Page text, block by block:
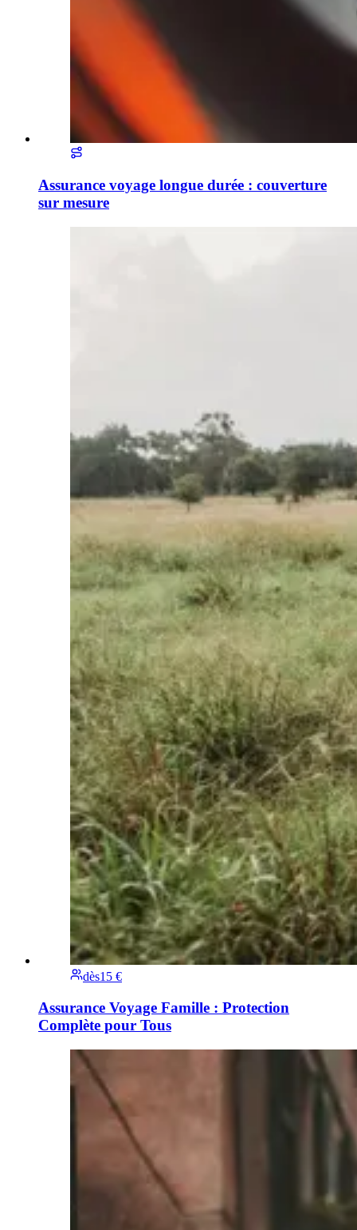
Assurance voyage longue durée : couverture
sur mesure
dès15 €
Assurance Voyage Famille : Protection
Complète pour Tous